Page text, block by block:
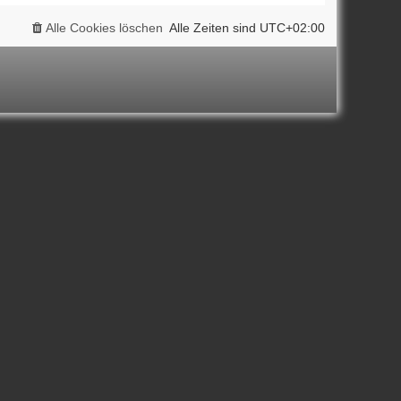
Alle Zeiten sind UTC+02:00
Alle Cookies löschen